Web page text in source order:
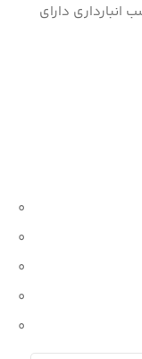
انبارداری دارای
0
0
0
0
0